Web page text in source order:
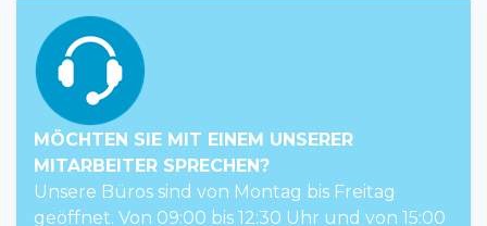
Zentrum: 500 m
Einchecken
Ab 15 bis 18 Uhr.
Auschecken
Registrierungscodes
CIN: IT044066B4PC798CMU